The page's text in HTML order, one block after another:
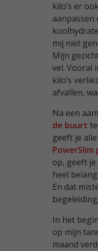
kilo’s er
mij niet
Mijn
vel. Vooral
kilo’s
afvallen,
Na een
de buurt
geeft je
PowerSlim
op, geeft
heel
En dat
In het
op mijn
maand